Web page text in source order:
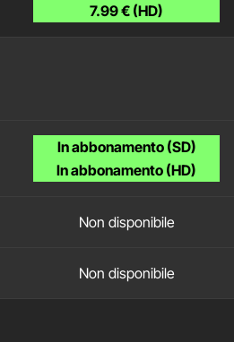
7.99 € (HD)
In abbonamento (SD)
In abbonamento (HD)
Non disponibile
Non disponibile